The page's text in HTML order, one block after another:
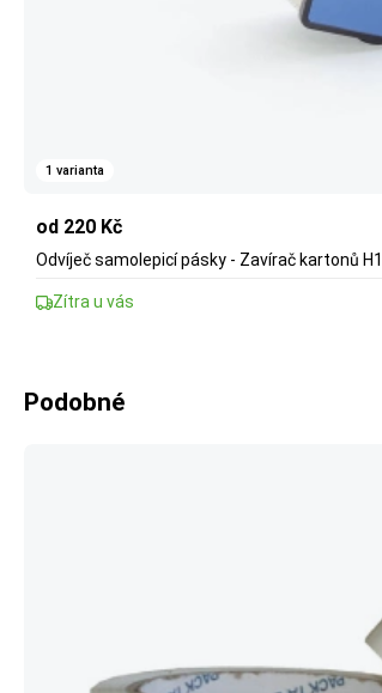
1 varianta
od 220 Kč
Odvíječ samolepicí pásky - Zavírač kartonů H1
Zítra u vás
Podobné